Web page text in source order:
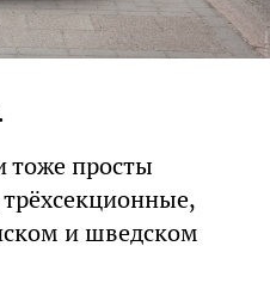
тоже просты
и шведском